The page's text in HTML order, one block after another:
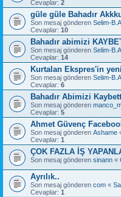
Cevaplar: 2
güle güle Bahadır
Son mesaj gönderen Selim-B.A
Cevaplar: 10
Bahadır abimizi
Son mesaj gönderen Selim-B.A
Cevaplar: 14
Kurtalan Ekspres'in
Son mesaj gönderen Selim-B.A
Cevaplar: 6
Bahadır Abimizi
Son mesaj gönderen
Cevaplar: 5
Ahmet Güvenç
Son mesaj gönderen Ashame
Cevaplar: 1
ÇOK FAZLA İŞ
Son mesaj gönderen sinann «
Ayrılık..
Son mesaj gönderen com «
Cevaplar: 1